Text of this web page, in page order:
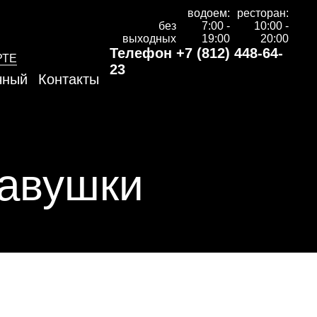
Контакты
без
выходных
водоем:
7:00 -
19:00
ресторан:
10:00 -
20:00
Телефон+7 (812) 448-64-
23